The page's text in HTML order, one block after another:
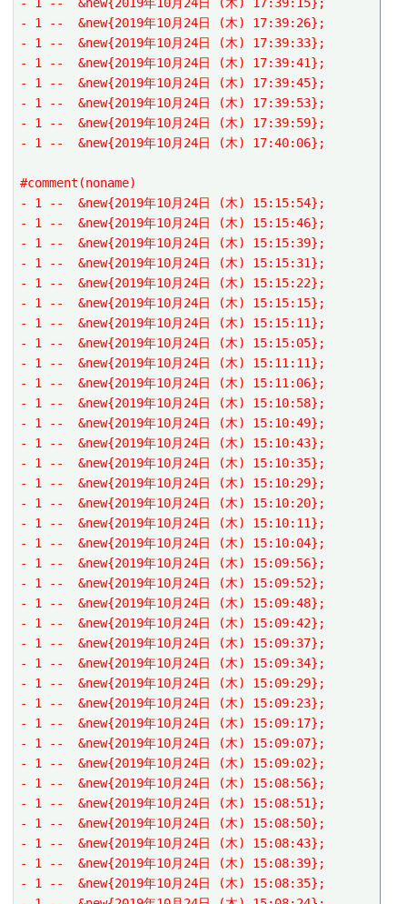
- 1 --  &new{2019年10月24日 (木) 17:39:26};
- 1 --  &new{2019年10月24日 (木) 17:39:33};
- 1 --  &new{2019年10月24日 (木) 17:39:41};
- 1 --  &new{2019年10月24日 (木) 17:39:45};
- 1 --  &new{2019年10月24日 (木) 17:39:53};
- 1 --  &new{2019年10月24日 (木) 17:39:59};
- 1 --  &new{2019年10月24日 (木) 17:40:06};
#comment(noname)
- 1 --  &new{2019年10月24日 (木) 15:15:54};
- 1 --  &new{2019年10月24日 (木) 15:15:46};
- 1 --  &new{2019年10月24日 (木) 15:15:39};
- 1 --  &new{2019年10月24日 (木) 15:15:31};
- 1 --  &new{2019年10月24日 (木) 15:15:22};
- 1 --  &new{2019年10月24日 (木) 15:15:15};
- 1 --  &new{2019年10月24日 (木) 15:15:11};
- 1 --  &new{2019年10月24日 (木) 15:15:05};
- 1 --  &new{2019年10月24日 (木) 15:11:11};
- 1 --  &new{2019年10月24日 (木) 15:11:06};
- 1 --  &new{2019年10月24日 (木) 15:10:58};
- 1 --  &new{2019年10月24日 (木) 15:10:49};
- 1 --  &new{2019年10月24日 (木) 15:10:43};
- 1 --  &new{2019年10月24日 (木) 15:10:35};
- 1 --  &new{2019年10月24日 (木) 15:10:29};
- 1 --  &new{2019年10月24日 (木) 15:10:20};
- 1 --  &new{2019年10月24日 (木) 15:10:11};
- 1 --  &new{2019年10月24日 (木) 15:10:04};
- 1 --  &new{2019年10月24日 (木) 15:09:56};
- 1 --  &new{2019年10月24日 (木) 15:09:52};
- 1 --  &new{2019年10月24日 (木) 15:09:48};
- 1 --  &new{2019年10月24日 (木) 15:09:42};
- 1 --  &new{2019年10月24日 (木) 15:09:37};
- 1 --  &new{2019年10月24日 (木) 15:09:34};
- 1 --  &new{2019年10月24日 (木) 15:09:29};
- 1 --  &new{2019年10月24日 (木) 15:09:23};
- 1 --  &new{2019年10月24日 (木) 15:09:17};
- 1 --  &new{2019年10月24日 (木) 15:09:07};
- 1 --  &new{2019年10月24日 (木) 15:09:02};
- 1 --  &new{2019年10月24日 (木) 15:08:56};
- 1 --  &new{2019年10月24日 (木) 15:08:51};
- 1 --  &new{2019年10月24日 (木) 15:08:50};
- 1 --  &new{2019年10月24日 (木) 15:08:43};
- 1 --  &new{2019年10月24日 (木) 15:08:39};
- 1 --  &new{2019年10月24日 (木) 15:08:35};